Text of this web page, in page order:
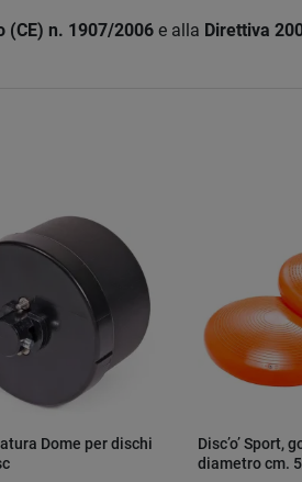
(CE) n. 1907/2006 e alla Direttiva
Dome per dischi
Disc’o’ Sport,
diametro cm.